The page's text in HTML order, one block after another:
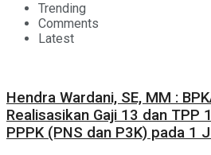
Trending
Comments
Latest
Hendra Wardani, SE, MM :
Realisasikan Gaji 13 dan TPP
PPPK (PNS dan P3K) pada 1